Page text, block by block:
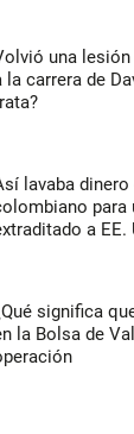
una
la carrera de
lavaba
para
a EE.
significa
la Bolsa de